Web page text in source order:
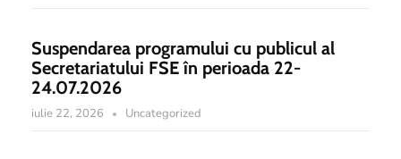
Suspendarea programului cu publicul al
Secretariatului FSE în perioada 22-
24.07.2026
iulie 22, 2026 Uncategorized